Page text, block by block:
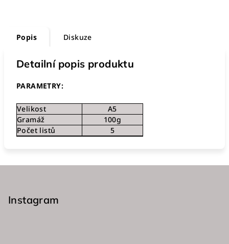
Popis Diskuze
Detailní popis produktu
PARAMETRY:
Velikost
A5
Gramáž
100g
Počet listů
5
Instagram